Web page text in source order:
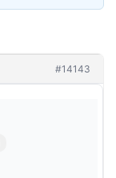
#14143